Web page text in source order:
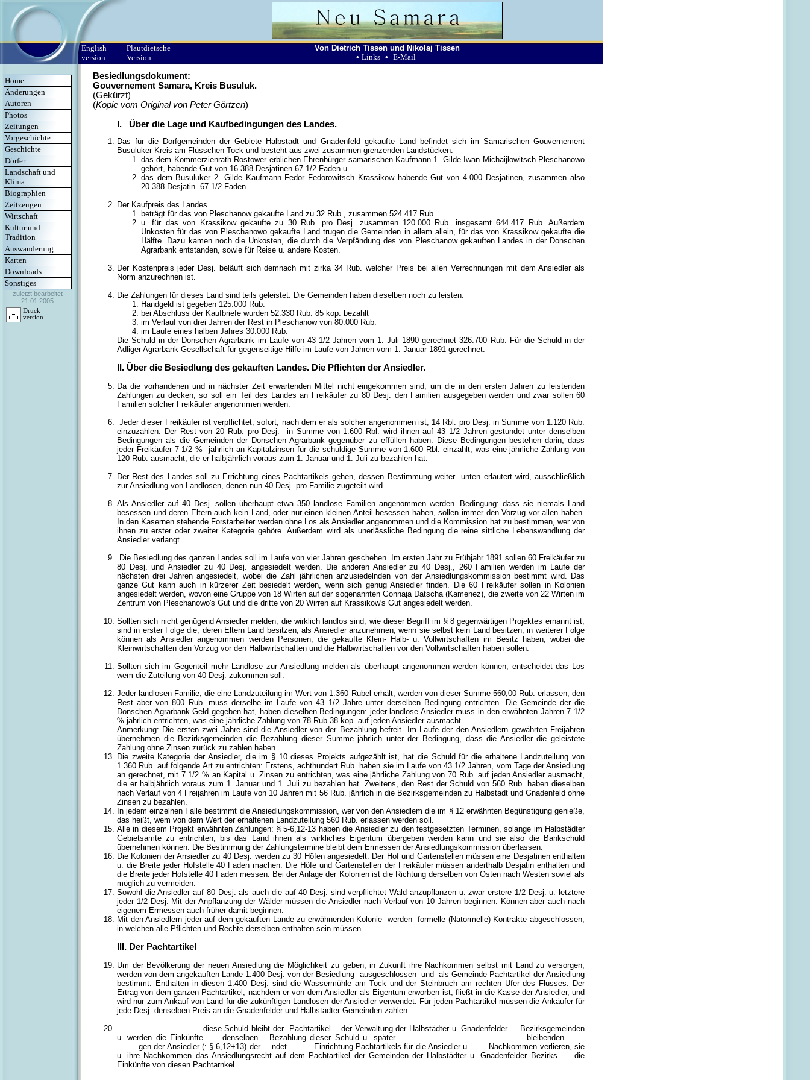
English
version
Plautdietsche
Version
Von Dietrich Tissen und Nikolaj Tissen
• Links • E-Mail
Home
Änderungen
Autoren
Photos
Zeitungen
Vorgeschichte
Geschichte
Dörfer
Landschaft und
Klima
Biographien
Zeitzeugen
Wirtschaft
Kultur und
Tradition
Auswanderung
Karten
Downloads
Sonstiges
zuletzt bearbeitet
21.01.2005
Druck
version
Besiedlungsdokument:
Gouvernement Samara, Kreis Busuluk.
(Gekürzt)
(Kopie vom Original von Peter Görtzen)
I. Über die Lage und Kaufbedingungen des Landes.
Das für die Dorfgemeinden der Gebiete Halbstadt und Gnadenfeld gekaufte Land befindet sich im Samarischen Gouvernement
Busuluker Kreis am Flüsschen Tock und besteht aus zwei zusammen grenzenden Landstücken:
das dem Kommerzienrath Rostower erblichen Ehrenbürger samarischen Kaufmann 1. Gilde Iwan Michaijlowitsch Pleschanowo
gehört, habende Gut von 16.388 Desjatinen 67 1/2 Faden u.
das dem Busuluker 2. Gilde Kaufmann Fedor Fedorowitsch Krassikow habende Gut von 4.000 Desjatinen, zusammen also
20.388 Desjatin. 67 1/2 Faden.
Der Kaufpreis des Landes
beträgt für das von Pleschanow gekaufte Land zu 32 Rub., zusammen 524.417 Rub.
u. für das von Krassikow gekaufte zu 30 Rub. pro Desj. zusammen 120.000 Rub. insgesamt 644.417 Rub. Außerdem
Unkosten für das von Pleschanowo gekaufte Land trugen die Gemeinden in allem allein, für das von Krassikow gekaufte die
Hälfte. Dazu kamen noch die Unkosten, die durch die Verpfändung des von Pleschanow gekauften Landes in der Donschen
Agrarbank entstanden, sowie für Reise u. andere Kosten.
Der Kostenpreis jeder Desj. beläuft sich demnach mit zirka 34 Rub. welcher Preis bei allen Verrechnungen mit dem Ansiedler als
Norm anzurechnen ist.
Die Zahlungen für dieses Land sind teils geleistet. Die Gemeinden haben dieselben noch zu leisten.
Handgeld ist gegeben 125.000 Rub.
bei Abschluss der Kaufbriefe wurden 52.330 Rub. 85 kop. bezahlt
im Verlauf von drei Jahren der Rest in Pleschanow von 80.000 Rub.
im Laufe eines halben Jahres 30.000 Rub.
Die Schuld in der Donschen Agrarbank im Laufe von 43 1/2 Jahren vom 1. Juli 1890 gerechnet 326.700 Rub. Für die Schuld in der
Adliger Agrarbank Gesellschaft für gegenseitige Hilfe im Laufe von Jahren vom 1. Januar 1891 gerechnet.
II. Über die Besiedlung des gekauften Landes. Die Pflichten der Ansiedler.
Da die vorhandenen und in nächster Zeit erwartenden Mittel nicht eingekommen sind, um die in den ersten Jahren zu leistenden
Zahlungen zu decken, so soll ein Teil des Landes an Freikäufer zu 80 Desj. den Familien ausgegeben werden und zwar sollen 60
Familien solcher Freikäufer angenommen werden.
Jeder dieser Freikäufer ist verpflichtet, sofort, nach dem er als solcher angenommen ist, 14 Rbl. pro Desj. in Summe von 1.120 Rub.
einzuzahlen. Der Rest von 20 Rub. pro Desj. in Summe von 1.600 Rbl. wird ihnen auf 43 1/2 Jahren gestundet unter denselben
Bedingungen als die Gemeinden der Donschen Agrarbank gegenüber zu effüllen haben. Diese Bedingungen bestehen darin, dass
jeder Freikäufer 7 1/2 % jährlich an Kapitalzinsen für die schuldige Summe von 1.600 Rbl. einzahlt, was eine jährliche Zahlung von
120 Rub. ausmacht, die er halbjährlich voraus zum 1. Januar und 1. Juli zu bezahlen hat.
Der Rest des Landes soll zu Errichtung eines Pachtartikels gehen, dessen Bestimmung weiter unten erläutert wird, ausschließlich
zur Ansiedlung von Landlosen, denen nun 40 Desj. pro Familie zugeteilt wird.
Als Ansiedler auf 40 Desj. sollen überhaupt etwa 350 landlose Familien angenommen werden. Bedingung: dass sie niemals Land
besessen und deren Eltern auch kein Land, oder nur einen kleinen Anteil besessen haben, sollen immer den Vorzug vor allen haben.
In den Kasernen stehende Forstarbeiter werden ohne Los als Ansiedler angenommen und die Kommission hat zu bestimmen, wer von
ihnen zu erster oder zweiter Kategorie gehöre. Außerdem wird als unerlässliche Bedingung die reine sittliche Lebenswandlung der
Ansiedler verlangt.
Die Besiedlung des ganzen Landes soll im Laufe von vier Jahren geschehen. Im ersten Jahr zu Frühjahr 1891 sollen 60 Freikäufer zu
80 Desj. und Ansiedler zu 40 Desj. angesiedelt werden. Die anderen Ansiedler zu 40 Desj., 260 Familien werden im Laufe der
nächsten drei Jahren angesiedelt, wobei die Zahl jährlichen anzusiedelnden von der Ansiedlungskommission bestimmt wird. Das
ganze Gut kann auch in kürzerer Zeit besiedelt werden, wenn sich genug Ansiedler finden. Die 60 Freikäufer sollen in Kolonien
angesiedelt werden, wovon eine Gruppe von 18 Wirten auf der sogenannten Gonnaja Datscha (Kamenez), die zweite von 22 Wirten im
Zentrum von Pleschanowo's Gut und die dritte von 20 Wirren auf Krassikow's Gut angesiedelt werden.
Sollten sich nicht genügend Ansiedler melden, die wirklich landlos sind, wie dieser Begriff im § 8 gegenwärtigen Projektes ernannt ist,
sind in erster Folge die, deren Eltern Land besitzen, als Ansiedler anzunehmen, wenn sie selbst kein Land besitzen; in weiterer Folge
können als Ansiedler angenommen werden Personen, die gekaufte Klein- Halb- u. Vollwirtschaften im Besitz haben, wobei die
Kleinwirtschaften den Vorzug vor den Halbwirtschaften und die Halbwirtschaften vor den Vollwirtschaften haben sollen.
Sollten sich im Gegenteil mehr Landlose zur Ansiedlung melden als überhaupt angenommen werden können, entscheidet das Los
wem die Zuteilung von 40 Desj. zukommen soll.
Jeder landlosen Familie, die eine Landzuteilung im Wert von 1.360 Rubel erhält, werden von dieser Summe 560,00 Rub. erlassen, den
Rest aber von 800 Rub. muss derselbe im Laufe von 43 1/2 Jahre unter derselben Bedingung entrichten. Die Gemeinde der die
Donschen Agrarbank Geld gegeben hat, haben dieselben Bedingungen: jeder landlose Ansiedler muss in den erwähnten Jahren 7 1/2
% jährlich entrichten, was eine jährliche Zahlung von 78 Rub.38 kop. auf jeden Ansiedler ausmacht.
Anmerkung: Die ersten zwei Jahre sind die Ansiedler von der Bezahlung befreit. Im Laufe der den Ansiedlern gewährten Freijahren
übernehmen die Bezirksgemeinden die Bezahlung dieser Summe jährlich unter der Bedingung, dass die Ansiedler die geleistete
Zahlung ohne Zinsen zurück zu zahlen haben.
Die zweite Kategorie der Ansiedler, die im § 10 dieses Projekts aufgezählt ist, hat die Schuld für die erhaltene Landzuteilung von
1.360 Rub. auf folgende Art zu entrichten: Erstens, achthundert Rub. haben sie im Laufe von 43 1/2 Jahren, vom Tage der Ansiedlung
an gerechnet, mit 7 1/2 % an Kapital u. Zinsen zu entrichten, was eine jährliche Zahlung von 70 Rub. auf jeden Ansiedler ausmacht,
die er halbjährlich voraus zum 1. Januar und 1. Juli zu bezahlen hat. Zweitens, den Rest der Schuld von 560 Rub. haben dieselben
nach Verlauf von 4 Freijahren im Laufe von 10 Jahren mit 56 Rub. jährlich in die Bezirksgemeinden zu Halbstadt und Gnadenfeld ohne
Zinsen zu bezahlen.
In jedem einzelnen Falle bestimmt die Ansiedlungskommission, wer von den Ansiedlem die im § 12 erwähnten Begünstigung genieße,
das heißt, wem von dem Wert der erhaltenen Landzuteilung 560 Rub. erlassen werden soll.
Alle in diesem Projekt erwähnten Zahlungen: § 5-6,12-13 haben die Ansiedler zu den festgesetzten Terminen, solange im Halbstädter
Gebietsamte zu entrichten, bis das Land ihnen als wirkliches Eigentum übergeben werden kann und sie also die Bankschuld
übernehmen können. Die Bestimmung der Zahlungstermine bleibt dem Ermessen der Ansiedlungskommission überlassen.
Die Kolonien der Ansiedler zu 40 Desj. werden zu 30 Höfen angesiedelt. Der Hof und Gartenstellen müssen eine Desjatinen enthalten
u. die Breite jeder Hofstelle 40 Faden machen. Die Höfe und Gartenstellen der Freikäufer müssen anderthalb Desjatin enthalten und
die Breite jeder Hofstelle 40 Faden messen. Bei der Anlage der Kolonien ist die Richtung derselben von Osten nach Westen soviel als
möglich zu vermeiden.
Sowohl die Ansiedler auf 80 Desj. als auch die auf 40 Desj. sind verpflichtet Wald anzupflanzen u. zwar erstere 1/2 Desj. u. letztere
jeder 1/2 Desj. Mit der Anpflanzung der Wälder müssen die Ansiedler nach Verlauf von 10 Jahren beginnen. Können aber auch nach
eigenem Ermessen auch früher damit beginnen.
Mit den Ansiedlern jeder auf dem gekauften Lande zu erwähnenden Kolonie werden formelle (Natormelle) Kontrakte abgeschlossen,
in welchen alle Pflichten und Rechte derselben enthalten sein müssen.
III. Der Pachtartikel
Um der Bevölkerung der neuen Ansiedlung die Möglichkeit zu geben, in Zukunft ihre Nachkommen selbst mit Land zu versorgen,
werden von dem angekauften Lande 1.400 Desj. von der Besiedlung ausgeschlossen und als Gemeinde-Pachtartikel der Ansiedlung
bestimmt. Enthalten in diesen 1.400 Desj. sind die Wassermühle am Tock und der Steinbruch am rechten Ufer des Flusses. Der
Ertrag von dem ganzen Pachtartikel, nachdem er von dem Ansiedler als Eigentum erworben ist, fließt in die Kasse der Ansiedler, und
wird nur zum Ankauf von Land für die zukünftigen Landlosen der Ansiedler verwendet. Für jeden Pachtartikel müssen die Ankäufer für
jede Desj. denselben Preis an die Gnadenfelder und Halbstädter Gemeinden zahlen.
............................... diese Schuld bleibt der Pachtartikel... der Verwaltung der Halbstädter u. Gnadenfelder ....Bezirksgemeinden
u. werden die Einkünfte........denselben... Bezahlung dieser Schuld u. später ......................... ............... bleibenden ......
.........gen der Ansiedler (: § 6,12+13) der... .ndet .........Einrichtung Pachtartikels für die Ansiedler u. .......Nachkommen verlieren, sie
u. ihre Nachkommen das Ansiedlungsrecht auf dem Pachtartikel der Gemeinden der Halbstädter u. Gnadenfelder Bezirks .... die
Einkünfte von diesen Pachtarnkel.